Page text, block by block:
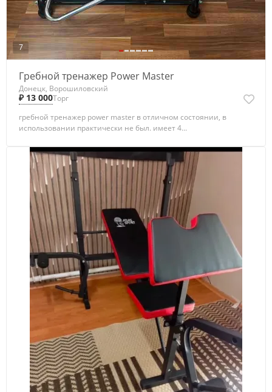
7
Гребной тренажер Power Master
Донецк, Ворошиловский
₽ 13 000Торг
гребной тренажер power master в отличном состоянии, в
использовании практически не был. имеет 4...